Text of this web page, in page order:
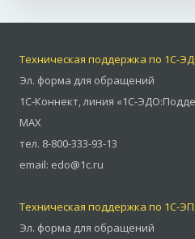
Техническая поддержка по 1С-
Эл. форма для обращений
1С-Коннект,линия «1С-
MAX
тел. 8-800-333-93-13
email: edo@1c.ru
Техническая поддержка по 1С-
Эл. форма для обращений